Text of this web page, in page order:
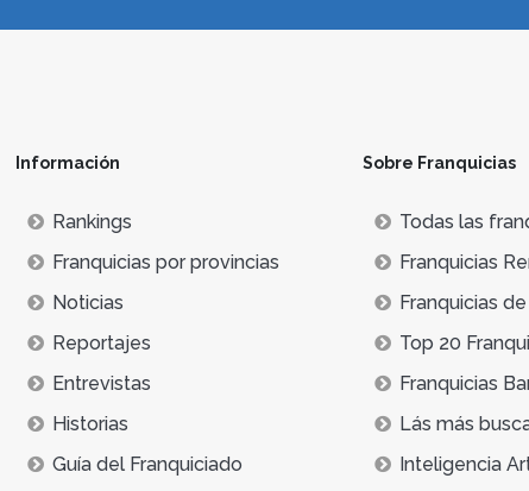
Información
Rankings
Franquicias por provincias
Noticias
Reportajes
Entrevistas
Historias
Guía del Franquiciado
Sobre Franquicias
Todas las
Franquicias
Franquicias
Top 20
Franquicias
Lás más
Inteligencia